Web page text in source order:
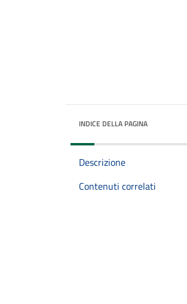
INDICE DELLA PAGINA
Descrizione
Contenuti correlati